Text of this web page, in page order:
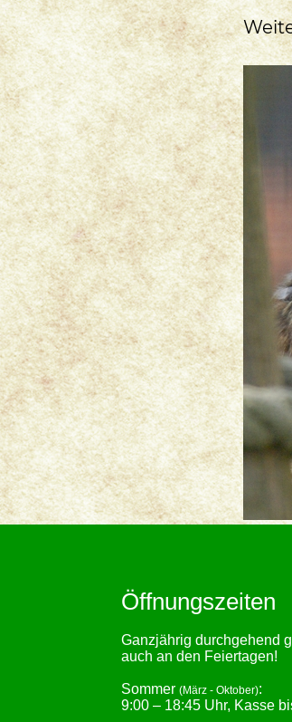
Öffnungszeiten
Ganzjährig durchgehend
auch an den Feiertagen!
Sommer(März - Oktober):
9:00 – 18:45 Uhr, Kasse